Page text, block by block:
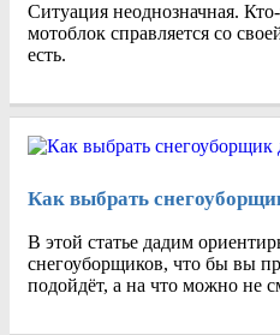
Ситуация неоднозначная.
мотоблок справляется со
есть.
Как выбрать
В этой статье дадим
снегоуборщиков, что бы вы
подойдёт, а на что можно не